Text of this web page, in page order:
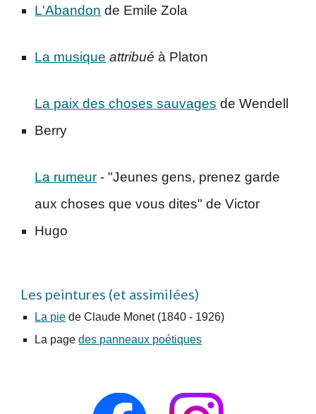
L'Abandon de Emile Zola
La musique attribuéà Platon
La paix des choses sauvages de Wendell
Berry
La rumeur - "Jeunes gens, prenez garde
aux choses que vous dites" de Victor
Hugo
Les peintures (et assimilées)
La pie de Claude Monet (1840 - 1926)
La pagedes panneaux poétiques